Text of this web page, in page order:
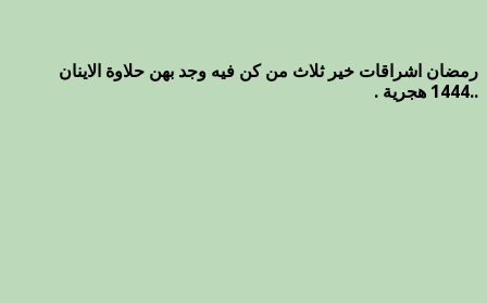
رمضان اشراقات خير ثلاث من كن فيه وجد بهن حلاوة الاينان
..1444 هجرية .